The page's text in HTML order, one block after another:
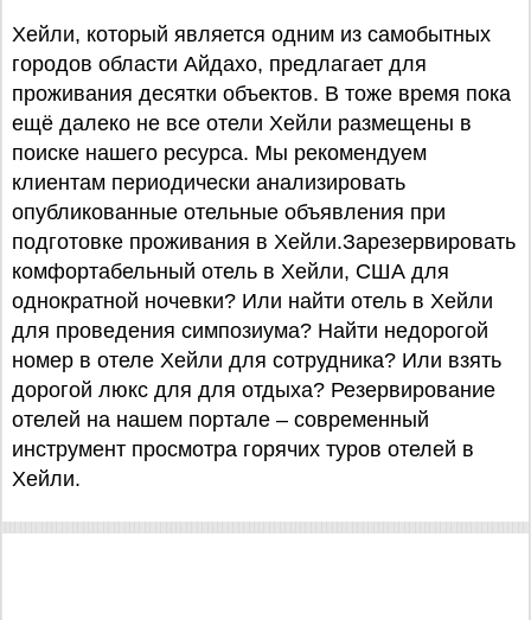
Хейли, который является одним из самобытных
городов области Айдахо, предлагает для
проживания десятки объектов. В тоже время пока
ещё далеко не все отели Хейли размещены в
поиске нашего ресурса. Мы рекомендуем
клиентам периодически анализировать
опубликованные отельные объявления при
подготовке проживания в Хейли.Зарезервировать
комфортабельный отель в Хейли, США для
однократной ночевки? Или найти отель в Хейли
для проведения симпозиума? Найти недорогой
номер в отеле Хейли для сотрудника? Или взять
дорогой люкс для для отдыха? Резервирование
отелей на нашем портале – современный
инструмент просмотра горячих туров отелей в
Хейли.